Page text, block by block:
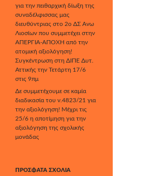
για την πειθαρχική δίωξη της
συναδέλφισσας μας
διευθύντριας στο 2ο ΔΣ Άνω
Λιοσίων που συμμετέχει στην
ΑΠΕΡΓΙΑ-ΑΠΟΧΗ από την
ατομική αξιολόγηση!
Συγκέντρωση στη ΔΙΠΕ Δυτ.
Αττικής την Τετάρτη 17/6
στις 9πμ
Δε συμμετέχουμε σε καμία
διαδικασία του ν.4823/21 για
την αξιολόγηση! Μέχρι τις
25/6 η αποτίμηση για την
αξιολόγηση της σχολικής
μονάδας
ΠΡΌΣΦΑΤΑ ΣΧΌΛΙΑ